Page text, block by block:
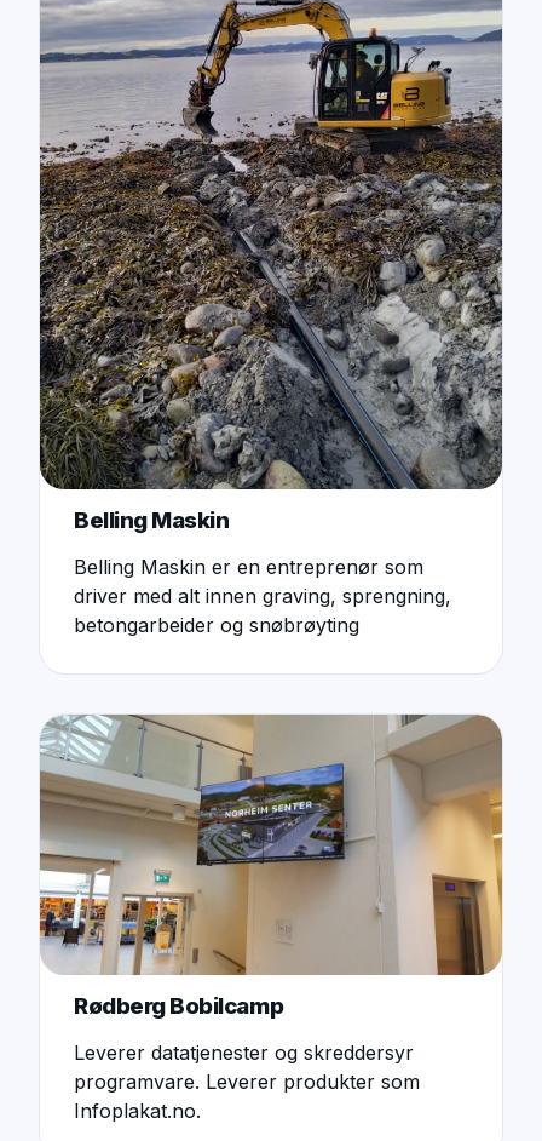
Belling Maskin
Belling Maskin er en entreprenør som
driver med alt innen graving, sprengning,
betongarbeider og snøbrøyting
Rødberg Bobilcamp
Leverer datatjenester og skreddersyr
programvare. Leverer produkter som
Infoplakat.no.